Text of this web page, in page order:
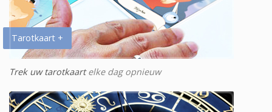
Tarotkaart +
Trek uw tarotkaartelke dag opnieuw